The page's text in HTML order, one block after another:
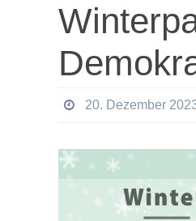
20. Dezember